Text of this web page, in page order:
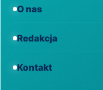
O nas
Redakcja
Kontakt